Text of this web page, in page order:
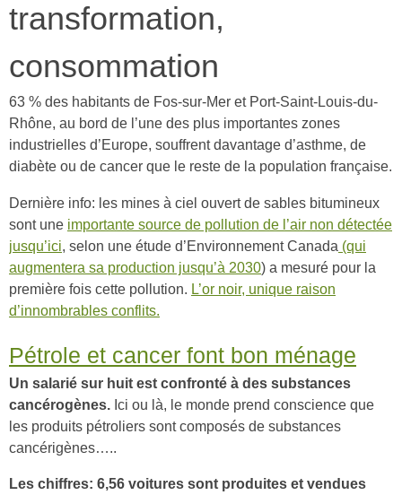
transformation,
consommation
63 % des habitants de Fos-sur-Mer et Port-Saint-Louis-du-
Rhône, au bord de l’une des plus importantes zones
industrielles d’Europe, souffrent davantage d’asthme, de
diabète ou de cancer que le reste de la population française.
Dernière info: les mines à ciel ouvert de sables bitumineux
sont une importante source de pollution de l’air non détectée
jusqu’ici , selon une étude d’Environnement Canada (qui
augmentera sa production jusqu’à 2030) a mesuré pour la
première fois cette pollution. L’or noir, unique raison
d’innombrables conflits.
Pétrole et cancer font bon ménage
Un salarié sur huit est confronté à des substances
cancérogènes. Ici ou là, le monde prend conscience que
les produits pétroliers sont composés de substances
cancérigènes…..
Les chiffres: 6,56 voitures sont produites et vendues